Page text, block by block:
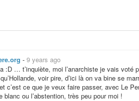
- 9 years ago
:D … t’inquiète, moi l’anarchiste je vais
voir pire, d’ici là on va bine se
c’est ce que je veux faire passer, avec Le
ou l’abstention, très peu pour moi !